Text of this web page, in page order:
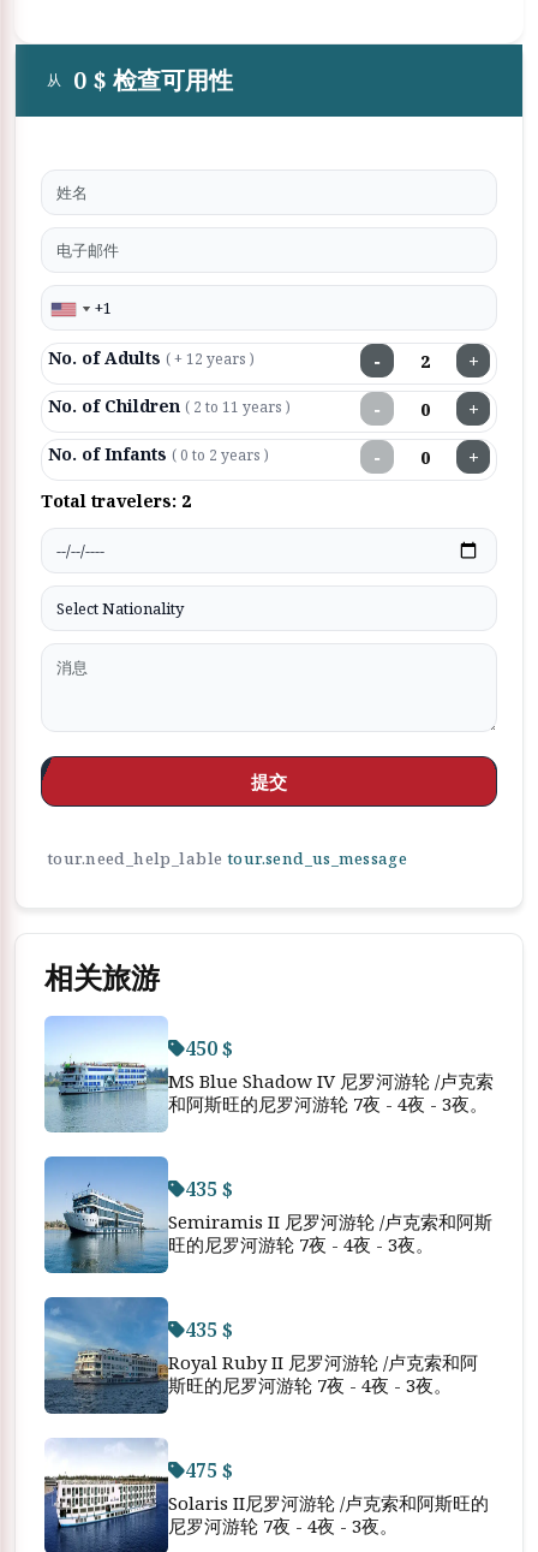
从 0 $ 检查可用性
No. of Adults ( + 12 years ) − +
No. of Children ( 2 to 11 years ) − +
No. of Infants ( 0 to 2 years ) − +
Total travelers: 2
提交
tour.need_help_lable tour.send_us_message
相关旅游
450 $
MS Blue Shadow IV 尼罗河游轮 /卢克索
和阿斯旺的尼罗河游轮 7夜 - 4夜 - 3夜。
435 $
Semiramis II 尼罗河游轮 /卢克索和阿斯
旺的尼罗河游轮 7夜 - 4夜 - 3夜。
435 $
Royal Ruby II 尼罗河游轮 /卢克索和阿
斯旺的尼罗河游轮 7夜 - 4夜 - 3夜。
475 $
Solaris II尼罗河游轮 /卢克索和阿斯旺的
尼罗河游轮 7夜 - 4夜 - 3夜。